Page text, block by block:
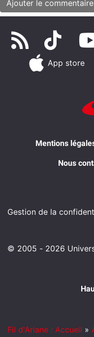
App store
Mentions
Nous
Gestion de la
© 2005 - 2026
Fil d'Ariane : Accueil »